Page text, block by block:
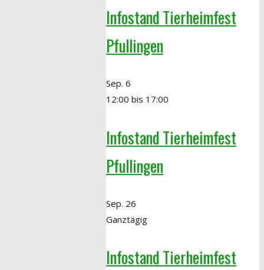
Infostand Tierheimfest
Pfullingen
Sep. 6
12:00 bis 17:00
Infostand Tierheimfest
Pfullingen
Sep. 26
Ganztägig
Infostand Tierheimfest